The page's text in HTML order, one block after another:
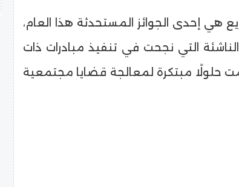
هي إحدى الجوائز المستحدثة هذا العام،
التي نجحت في تنفيذ مبادرات ذات
حلولًا مبتكرة لمعالجة قضايا مجتمعية